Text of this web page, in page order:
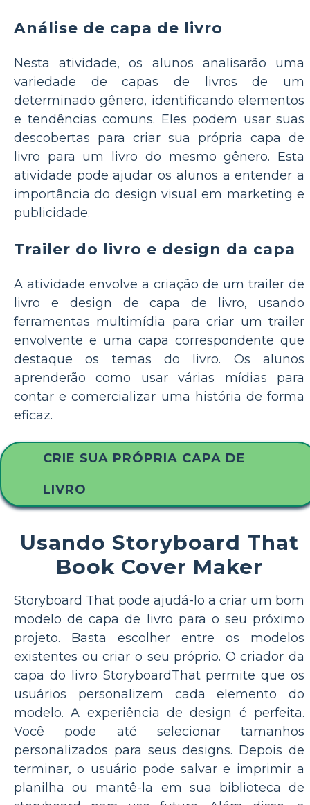
Análise de capa de livro
Nesta atividade, os alunos analisarão uma
variedade de capas de livros de um
determinado gênero, identificando elementos
e tendências comuns. Eles podem usar suas
descobertas para criar sua própria capa de
livro para um livro do mesmo gênero. Esta
atividade pode ajudar os alunos a entender a
importância do design visual em marketing e
publicidade.
Trailer do livro e design da capa
A atividade envolve a criação de um trailer de
livro e design de capa de livro, usando
ferramentas multimídia para criar um trailer
envolvente e uma capa correspondente que
destaque os temas do livro. Os alunos
aprenderão como usar várias mídias para
contar e comercializar uma história de forma
eficaz.
CRIE SUA PRÓPRIA CAPA DE
LIVRO
Usando Storyboard That
Book Cover Maker
Storyboard That pode ajudá-lo a criar um bom
modelo de capa de livro para o seu próximo
projeto. Basta escolher entre os modelos
existentes ou criar o seu próprio. O criador da
capa do livro StoryboardThat permite que os
usuários personalizem cada elemento do
modelo. A experiência de design é perfeita.
Você pode até selecionar tamanhos
personalizados para seus designs. Depois de
terminar, o usuário pode salvar e imprimir a
planilha ou mantê-la em sua biblioteca de